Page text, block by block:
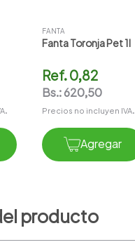
FANTA
Fanta Toronja Pet 1l
Ref.0,82
Bs.:620,50
Precios no incluyen IVA.
Agregar
producto